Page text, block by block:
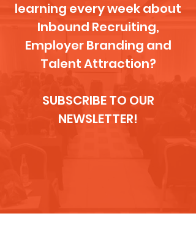
learning every week about
Inbound Recruiting,
Employer Branding and
Talent Attraction?
SUBSCRIBE TO OUR
NEWSLETTER!